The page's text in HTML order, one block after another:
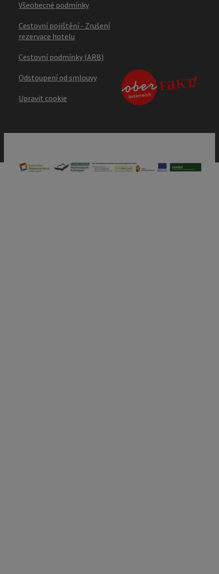
Všeobecné podmínky
Cestovní pojištění - Zrušení
rezervace hotelu
Cestovní podmínky (ARB)
Odstoupení od smlouvy
Upravit cookie